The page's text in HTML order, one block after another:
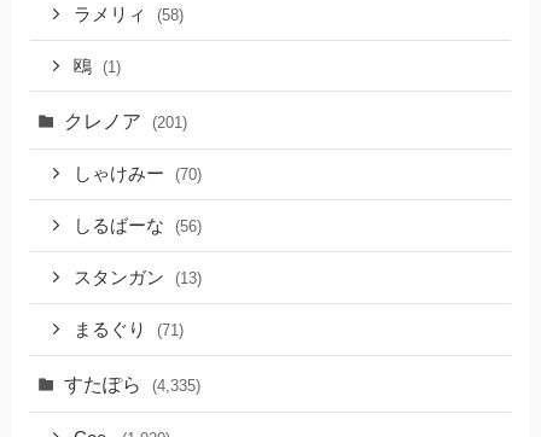
ラメリィ (58)
鴎 (1)
クレノア (201)
しゃけみー (70)
しるばーな (56)
スタンガン (13)
まるぐり (71)
すたぽら (4,335)